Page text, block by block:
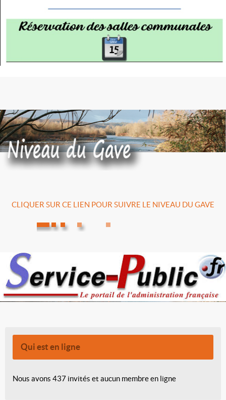
CLIQUER SUR CE LIEN POUR SUIVRE LE NIVEAU DU GAVE
Qui est en ligne
Nous avons 437 invités et aucun membre en ligne